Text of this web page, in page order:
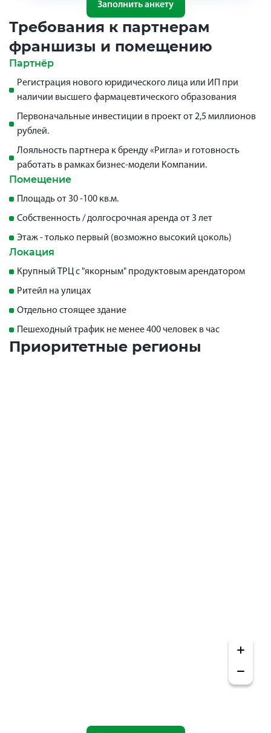
Заполнить анкету
Требования к партнерам
франшизы и помещению
Партнёр
Регистрация нового юридического лица или ИП при
наличии высшего фармацевтического образования
Первоначальные инвестиции в проект от 2,5 миллионов
рублей.
Лояльность партнера к бренду «Ригла» и готовность
работать в рамках бизнес-модели Компании.
Помещение
Площадь от 30 -100 кв.м.
Собственность / долгосрочная аренда от 3 лет
Этаж - только первый (возможно высокий цоколь)
Локация
Крупный ТРЦ с "якорным" продуктовым арендатором
Ритейл на улицах
Отдельно стоящее здание
Пешеходный трафик не менее 400 человек в час
Приоритетные регионы